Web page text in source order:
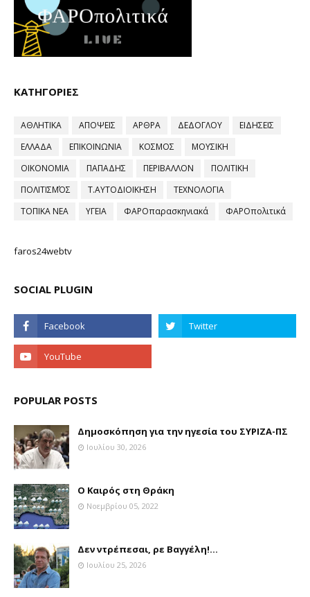
ΚΑΤΗΓΟΡΙΕΣ
ΑΘΛΗΤΙΚΑ ΑΠΟΨΕΙΣ ΑΡΘΡΑ ΔΕΔΟΓΛΟΥ
ΕΙΔΗΣΕΙΣ
ΕΛΛΑΔΑ
ΕΠΙΚΟΙΝΩΝΙΑ ΚΟΣΜΟΣ
ΜΟΥΣΙΚΗ
ΟΙΚΟΝΟΜΙΑ
ΠΑΠΑΔΗΣ ΠΕΡΙΒΑΛΛΟΝ
ΠΟΛΙΤΙΚΗ
ΠΟΛΙΤΙΣΜΌΣ
Τ.ΑΥΤΟΔΙΟΙΚΗΣΗ
ΤΕΧΝΟΛΟΓΙΑ
ΤΟΠΙΚΑ ΝΕΑ
ΥΓΕΙΑ ΦΑΡΟπαρασκηνιακά ΦΑΡΟπολιτικά
faros24webtv
SOCIAL PLUGIN
POPULAR POSTS
Δημοσκόπηση για την ηγεσία του ΣΥΡΙΖΑ-ΠΣ
Ιουλίου 30, 2026
Ο Καιρός στη Θράκη
Νοεμβρίου 05, 2022
Δεν ντρέπεσαι, ρε Βαγγέλη!...
Ιουλίου 25, 2026